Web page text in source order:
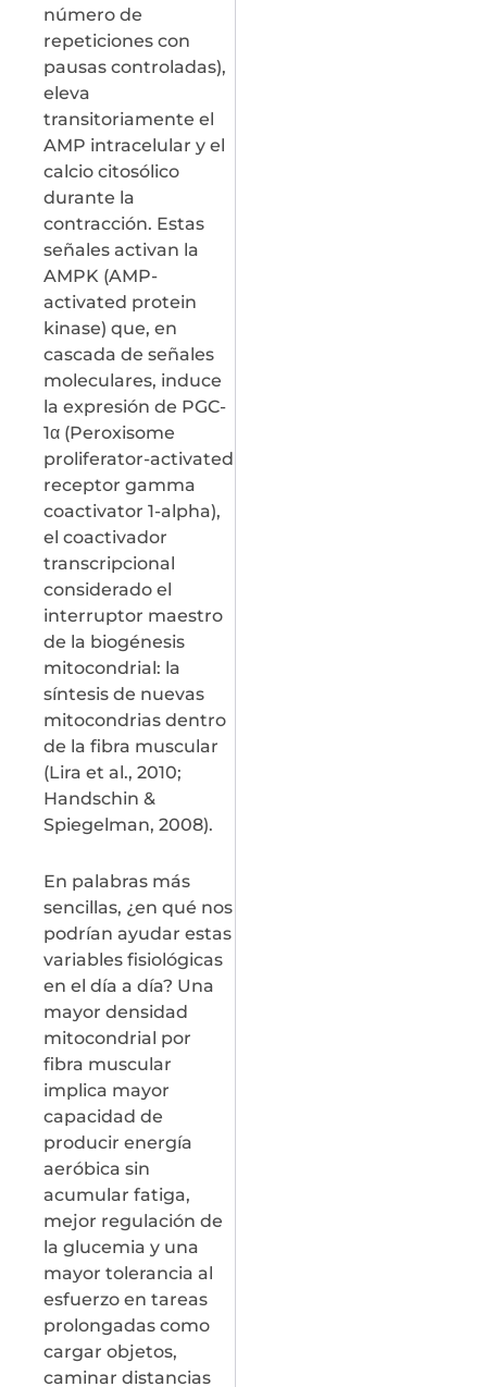
número de
repeticiones con
pausas controladas),
eleva
transitoriamente el
AMP intracelular y el
calcio citosólico
durante la
contracción. Estas
señales activan la
AMPK (AMP-
activated protein
kinase) que, en
cascada de señales
moleculares, induce
la expresión de PGC-
1α (Peroxisome
proliferator-activated
receptor gamma
coactivator 1-alpha),
el coactivador
transcripcional
considerado el
interruptor maestro
de la biogénesis
mitocondrial: la
síntesis de nuevas
mitocondrias dentro
de la fibra muscular
(Lira et al., 2010;
Handschin &
Spiegelman, 2008).
En palabras más
sencillas, ¿en qué nos
podrían ayudar estas
variables fisiológicas
en el día a día? Una
mayor densidad
mitocondrial por
fibra muscular
implica mayor
capacidad de
producir energía
aeróbica sin
acumular fatiga,
mejor regulación de
la glucemia y una
mayor tolerancia al
esfuerzo en tareas
prolongadas como
cargar objetos,
caminar distancias